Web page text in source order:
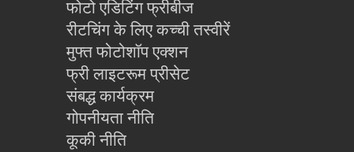
फोटो एडिटिंग फ्रीबीज
रीटचिंग के लिए कच्ची तस्वीरें
मुफ्त फोटोशॉप एक्शन
फ्री लाइटरूम प्रीसेट
संबद्ध कार्यक्रम
गोपनीयता नीति
कूकी नीति